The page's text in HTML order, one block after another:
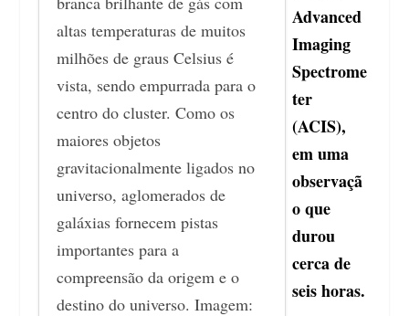
altas temperaturas de muitos
milhões de graus Celsius é
vista, sendo empurrada para o
centro do cluster. Como os
maiores objetos
gravitacionalmente ligados no
universo, aglomerados de
galáxias fornecem pistas
importantes para a
compreensão da origem e o
destino do universo. Imagem:
Advanced
Imaging
Spectrome
ter
(ACIS),
em uma
observaçã
o que
durou
cerca de
seis horas.